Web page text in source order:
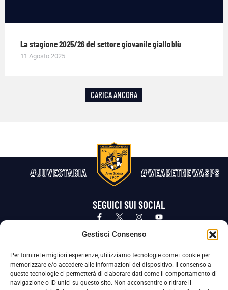
Gestisci Consenso
Per fornire le migliori esperienze, utilizziamo tecnologie come i cookie per
memorizzare e/o accedere alle informazioni del dispositivo. Il consenso a
queste tecnologie ci permetterà di elaborare dati come il comportamento di
navigazione o ID unici su questo sito. Non acconsentire o ritirare il
La stagione 2025/26 del settore giovanile gialloblù
11 Agosto 2025
CARICA ANCORA
#JUVESTABIA #WEARETHEWASPS
SEGUICI SUI SOCIAL
Privacy Policy Cookie Policy
La Società ha nominato il Responsabile della Protezione dei Dati Personali (DPO), figura specializzata che vigila sulle modalità
adottate dalla nostra Società per tutelare i Suoi dati personali.